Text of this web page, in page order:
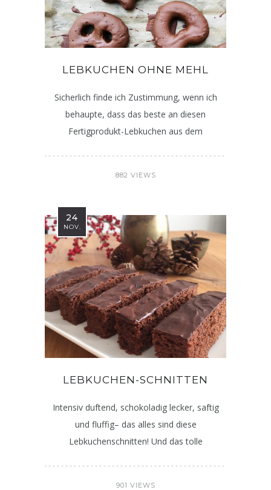
LEBKUCHEN OHNE MEHL
Sicherlich finde ich Zustimmung, wenn ich
behaupte, dass das beste an diesen
Fertigprodukt-Lebkuchen aus dem
882 VIEWS
24
NOV.
LEBKUCHEN-SCHNITTEN
Intensiv duftend, schokoladig lecker, saftig
und fluffig– das alles sind diese
Lebkuchenschnitten! Und das tolle
901 VIEWS